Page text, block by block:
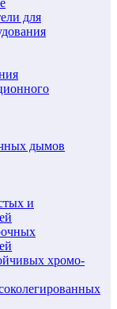
для
дымов
и
хромо-